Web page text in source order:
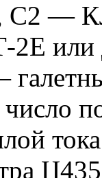
C2 —
или
число